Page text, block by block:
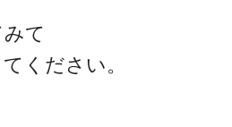
て
ください。